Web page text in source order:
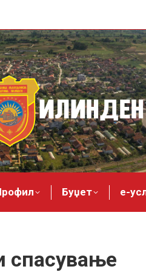
Буџет е-
спасување